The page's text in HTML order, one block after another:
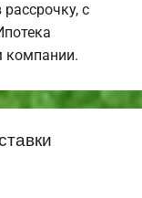
с
компании.